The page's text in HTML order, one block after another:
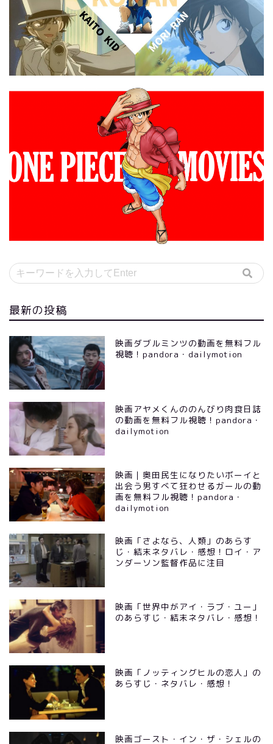
最新の投稿
映画ダブルミンツの動画を無料フル
視聴！pandora・dailymotion
映画アヤメくんののんびり肉食日誌
の動画を無料フル視聴！pandora・
dailymotion
映画｜奥田民生になりたいボーイと
出会う男すべて狂わせるガールの動
画を無料フル視聴！pandora・
dailymotion
映画「さよなら、人類」のあらす
じ・結末ネタバレ・感想！ロイ・ア
ンダーソン監督作品に注目
映画「世界中がアイ・ラブ・ユー」
のあらすじ・結末ネタバレ・感想！
映画「ノッティングヒルの恋人」の
あらすじ・ネタバレ・感想！
映画ゴースト・イン・ザ・シェルの